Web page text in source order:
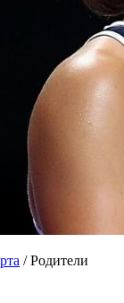
/Родители